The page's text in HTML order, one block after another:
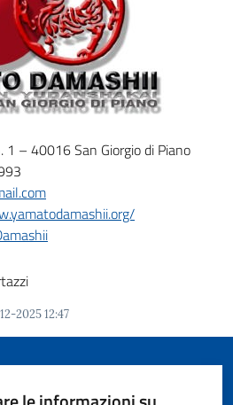
1 – 40016 San Giorgio di Piano
2025 12:47